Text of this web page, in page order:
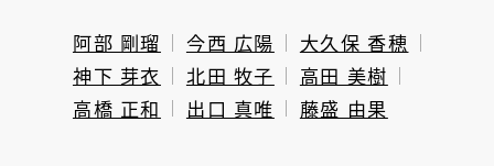
阿部 剛瑠 今西 広陽
大久保 香穂
神下 芽衣
北田 牧子
高田 美樹
高橋 正和
出口 真唯 藤盛 由果